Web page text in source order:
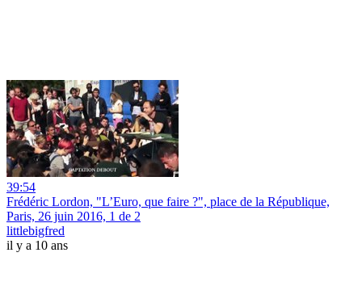
39:54
Frédéric Lordon, "L’Euro, que faire ?", place de la République,
Paris, 26 juin 2016, 1 de 2
littlebigfred
il y a 10 ans